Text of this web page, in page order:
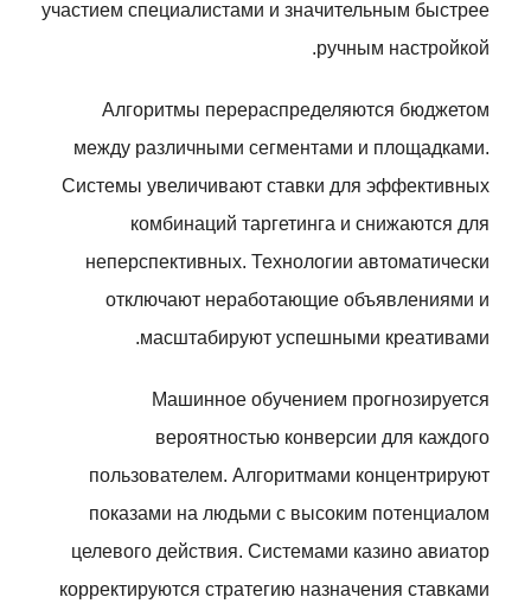
участием специалистами и значительным быстрее
ручным настройкой.
Алгоритмы перераспределяются бюджетом
между различными сегментами и площадками.
Системы увеличивают ставки для эффективных
комбинаций таргетинга и снижаются для
неперспективных. Технологии автоматически
отключают неработающие объявлениями и
масштабируют успешными креативами.
Машинное обучением прогнозируется
вероятностью конверсии для каждого
пользователем. Алгоритмами концентрируют
показами на людьми с высоким потенциалом
целевого действия. Системами казино авиатор
корректируются стратегию назначения ставками